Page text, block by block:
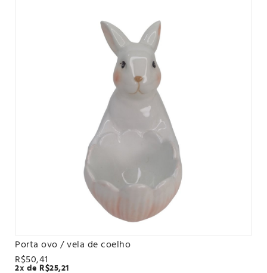
VER PRODUTO
Porta ovo / vela de coelho
R$50,41
2x de R$25,21